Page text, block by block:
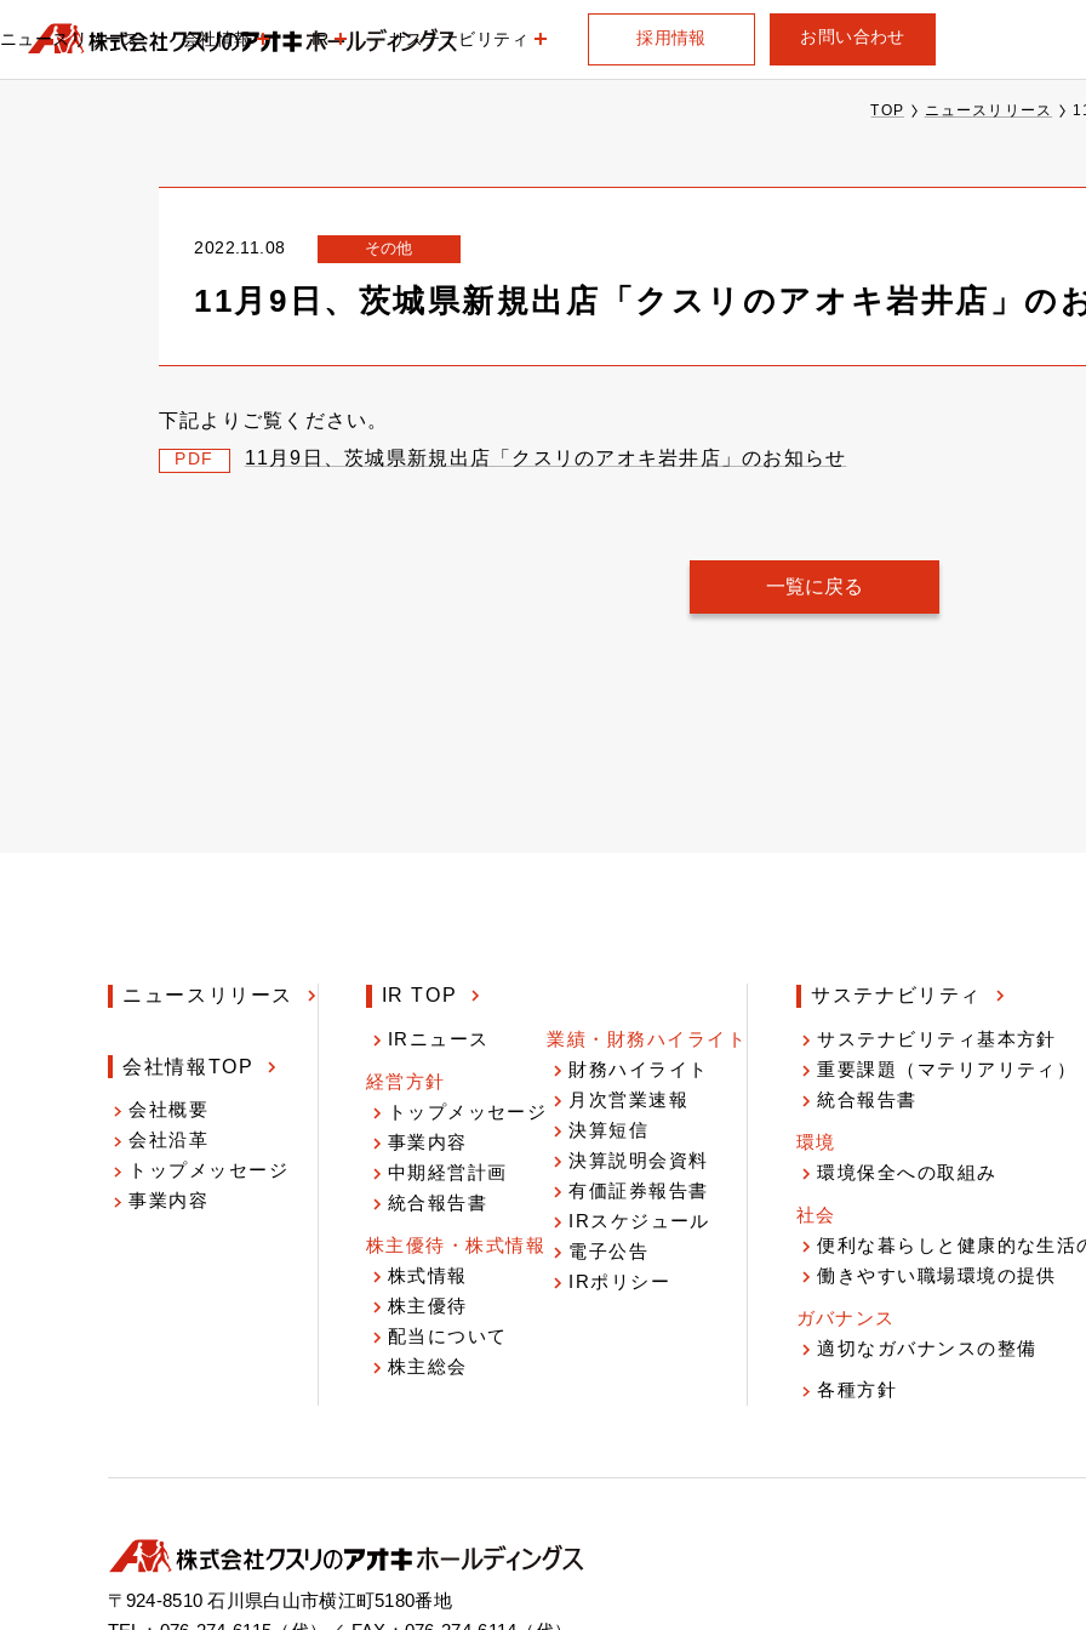
ニュースリリース 会社情報 IR サステナビリティ 採用情報 お問い合わせ
TOP ニュースリリース
2022.11.08 その他
11月9日、茨城県新規出店「クスリのアオキ岩井店」の
下記よりご覧ください。
PDF 11月9日、茨城県新規出店「クスリのアオキ岩井店」のお知らせ
一覧に戻る
ニュースリリース
会社情報TOP
会社概要
会社沿革
トップメッセージ
事業内容
IR TOP
IRニュース
経営方針
トップメッセージ
事業内容
中期経営計画
統合報告書
株主優待・株式情報
株式情報
株主優待
配当について
株主総会
業績・財務ハイライト
財務ハイライト
月次営業速報
決算短信
決算説明会資料
有価証券報告書
IRスケジュール
電子公告
IRポリシー
サステナビリティ
サステナビリティ基本方針
重要課題（マテリアリティ）
統合報告書
環境
環境保全への取組み
社会
便利な暮らしと健康的な生活
働きやすい職場環境の提供
ガバナンス
適切なガバナンスの整備
各種方針
〒924-8510 石川県白山市横江町5180番地